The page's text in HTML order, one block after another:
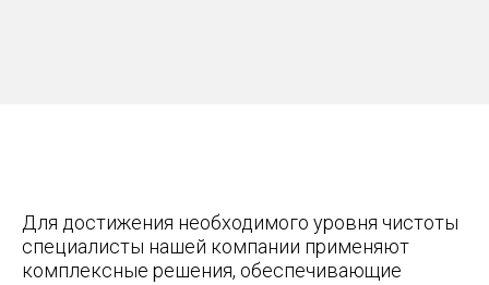
Для достижения необходимого уровня чистоты
специалисты нашей компании применяют
комплексные решения, обеспечивающие